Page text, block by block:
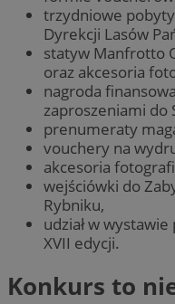
trzydniowe
Dyrekcji Lasów
statyw Manfrotto
oraz akcesoria
nagroda
zaproszeniami do
prenumeraty
vouchery na
akcesoria
wejściówki do
Rybniku,
udział w
XVII edycji.
Konkurs to